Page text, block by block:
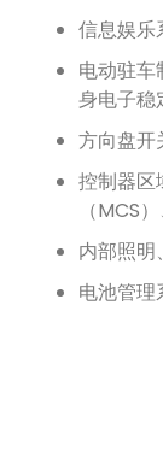
信息娱乐
电动驻车
身电子稳
方向盘开
控制器区
（MCS
内部照明
电池管理